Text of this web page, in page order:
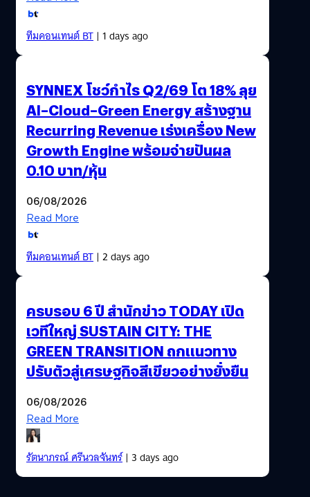
ทีมคอนเทนต์ BT| 1 days ago
SYNNEX โชว์กำไร Q2/69 โต 18% ลุย
AI–Cloud–Green Energy สร้างฐาน
Recurring Revenue เร่งเครื่อง New
Growth Engine พร้อมจ่ายปันผล
0.10 บาท/หุ้น
06/08/2026
Read More
ทีมคอนเทนต์ BT| 2 days ago
ครบรอบ 6 ปี สำนักข่าว TODAY เปิด
เวทีใหญ่ SUSTAIN CITY: THE
GREEN TRANSITION ถกแนวทาง
ปรับตัวสู่เศรษฐกิจสีเขียวอย่างยั่งยืน
06/08/2026
Read More
รัตนาภรณ์ ศรีนวลจันทร์| 3 days ago